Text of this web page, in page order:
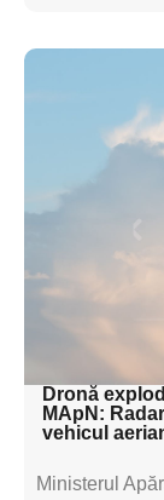
textul
textul
Dronă
MApN:
vehicul
Ministerul